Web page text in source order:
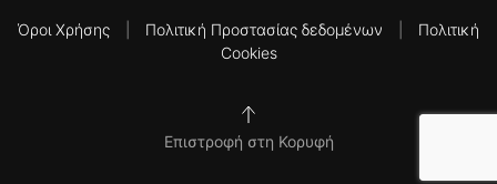
Όροι Χρήσης Πολιτική Προστασίας δεδομένων
Πολιτική
Cookies
Επιστροφή στη Κορυφή